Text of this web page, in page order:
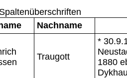
Nachname
Traugott
*
1880